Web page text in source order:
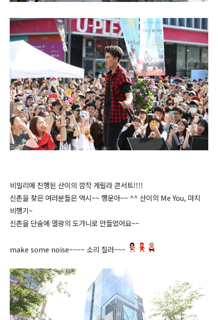
비밀리에 진행된 산이의 깜작 게릴라 콘서트!!!!
신촌을 찾은 여러분들은 역시~~ 행운아~~ ^^ 산이의 Me You, 마치
비행기~
신촌을 단숨에 열광의 도가니로 만들었어요~~
make some noise~~~~ 소리 질러~~~